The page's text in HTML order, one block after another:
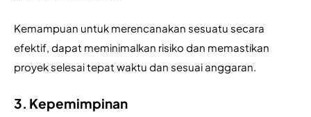
Kemampuan untuk merencanakan sesuatu secara
efektif, dapat meminimalkan risiko dan memastikan
proyek selesai tepat waktu dan sesuai anggaran.
3. Kepemimpinan